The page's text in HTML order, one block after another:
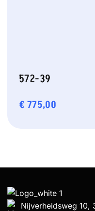
572-39
€ 775,00
Nijverheidsweg 10,